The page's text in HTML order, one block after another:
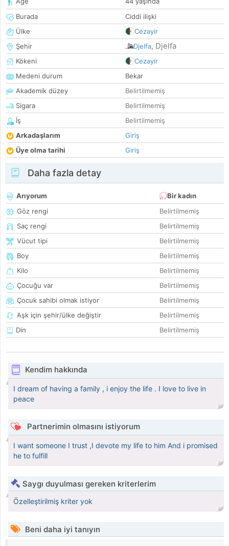
Burada
Ciddi ilişki
Ülke
Cezayir
Şehir
Djelfa, Djelfa
Kökeni
Cezayir
Medeni durum
Bekar
Akademik düzey
Belirtilmemiş
Sigara
Belirtilmemiş
İş
Belirtilmemiş
Arkadaşlarım
Giriş
Üye olma tarihi
Giriş
Daha fazla detay
Arıyorum
Bir kadın
Göz rengi
Belirtilmemiş
Saç rengi
Belirtilmemiş
Vücut tipi
Belirtilmemiş
Boy
Belirtilmemiş
Kilo
Belirtilmemiş
Çocuğu var
Belirtilmemiş
Çocuk sahibi olmak istiyor
Belirtilmemiş
Aşk için şehir/ülke değiştir
Belirtilmemiş
Din
Belirtilmemiş
Kendim hakkında
I dream of having a family , i enjoy the life . I love to live in
peace
Partnerimin olmasını istiyorum
I want someone I trust ,I devote my life to him And i promised
he to fulfill
Saygı duyulması gereken kriterlerim
Özelleştirilmiş kriter yok
Beni daha iyi tanıyın